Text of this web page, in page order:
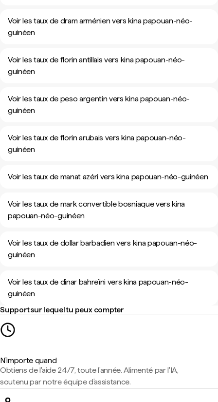
Voir les taux de dram arménien vers kina papouan-néo-
guinéen
Voir les taux de florin antillais vers kina papouan-néo-
guinéen
Voir les taux de peso argentin vers kina papouan-néo-
guinéen
Voir les taux de florin arubais vers kina papouan-néo-
guinéen
Voir les taux de manat azéri vers kina papouan-néo-guinéen
Voir les taux de mark convertible bosniaque vers kina
papouan-néo-guinéen
Voir les taux de dollar barbadien vers kina papouan-néo-
guinéen
Voir les taux de dinar bahreïni vers kina papouan-néo-
guinéen
Support sur lequel tu peux compter
N'importe quand
Obtiens de l'aide 24/7, toute l'année. Alimenté par l'IA,
soutenu par notre équipe d'assistance.